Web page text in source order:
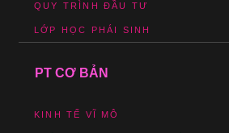
QUY TRÌNH ĐẦU TƯ
LỚP HỌC PHÁI SINH
PT CƠ BẢN
KINH TẾ VĨ MÔ